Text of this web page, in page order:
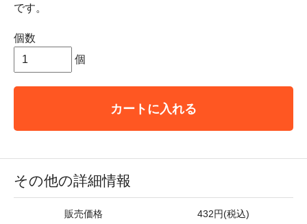
です。
個数
個
カートに入れる
その他の詳細情報
販売価格 432円(税込)